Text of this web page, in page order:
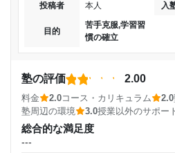
月額料金
10,000円〜30,000円
目的の達成度
達成
目的の達成理由
小学5年
通年
通塾頻度
コース・カリキュラム
夏期講習などの日程やコマ数を決
められてしまうことが多かったで
程や宿題の量を変えるなどの柔軟
と感じます。
講師の教え方
---
塾内の環境
投稿者 本人 入
目的
苦手克服,学習習
慣の確立
塾の評価 2.00
料金 2.0コース・カリキュラム 2.0
塾周辺の環境
3.0授業以外のサポー
総合的な満足度
---